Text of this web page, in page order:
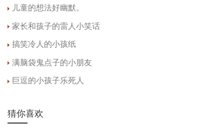
儿童的想法好幽默。
家长和孩子的雷人小笑话
搞笑冷人的小孩纸
满脑袋鬼点子的小朋友
巨逗的小孩子乐死人
猜你喜欢